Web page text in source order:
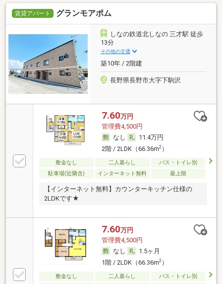
賃貸アパート グランモアポム
しなの鉄道北しなの 三才駅 徒歩
13分
その他の交通
築10年 / 2階建
長野県長野市大字下駒沢
7.60万円
管理費4,500円
なし
11.4万円
2階 / 2LDK（66.36m2）
敷金なし 二人暮らし
バス・トイレ別
駐車場(近隣含)
インターネット無料 最上階
【インターネット無料】カウンターキッチン仕様の
2LDKです★
7.60万円
管理費4,500円
なし
1.5ヶ月
1階 / 2LDK（66.36m2）
敷金なし 二人暮らし バス・トイレ別